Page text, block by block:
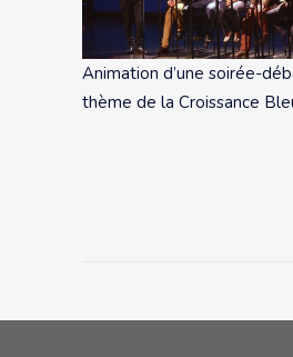
Animation d’une soirée-
thème de la Croissance